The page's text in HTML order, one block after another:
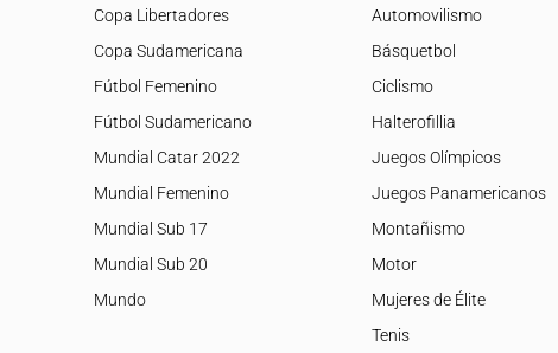
Copa Libertadores
Copa Sudamericana
Fútbol Femenino
Fútbol Sudamericano
Mundial Catar 2022
Mundial Femenino
Mundial Sub 17
Mundial Sub 20
Mundo
Automovilismo
Básquetbol
Ciclismo
Halterofillia
Juegos Olímpicos
Juegos Panamericanos
Montañismo
Motor
Mujeres de Élite
Tenis